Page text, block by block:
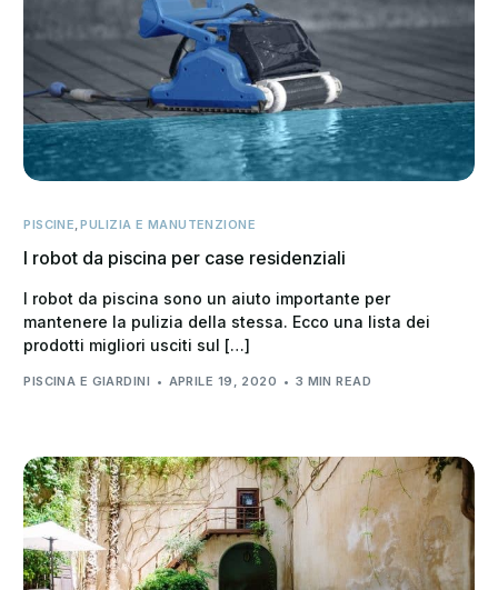
PISCINE,PULIZIA E MANUTENZIONE
I robot da piscina per case residenziali
I robot da piscina sono un aiuto importante per
mantenere la pulizia della stessa. Ecco una lista dei
prodotti migliori usciti sul […]
PISCINA E GIARDINI APRILE 19, 2020 3 MIN READ